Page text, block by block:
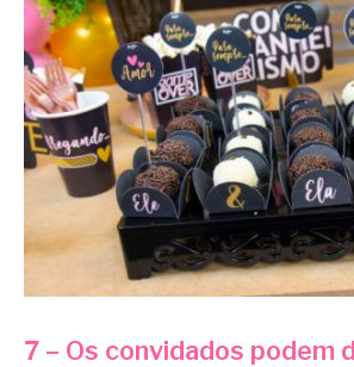
7 – Os convidados podem